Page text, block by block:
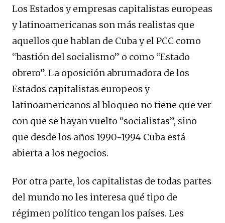
Los Estados y empresas capitalistas europeas
y latinoamericanas son más realistas que
aquellos que hablan de Cuba y el PCC como
“bastión del socialismo” o como “Estado
obrero”. La oposición abrumadora de los
Estados capitalistas europeos y
latinoamericanos al bloqueo no tiene que ver
con que se hayan vuelto “socialistas”, sino
que desde los años 1990-1994 Cuba está
abierta a los negocios.
Por otra parte, los capitalistas de todas partes
del mundo no les interesa qué tipo de
régimen político tengan los países. Les